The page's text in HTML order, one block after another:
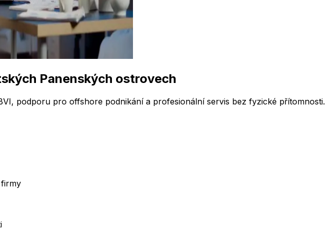
Panenských ostrovech
podporu pro offshore podnikání a profesionální servis bez fyzické přítomnosti.